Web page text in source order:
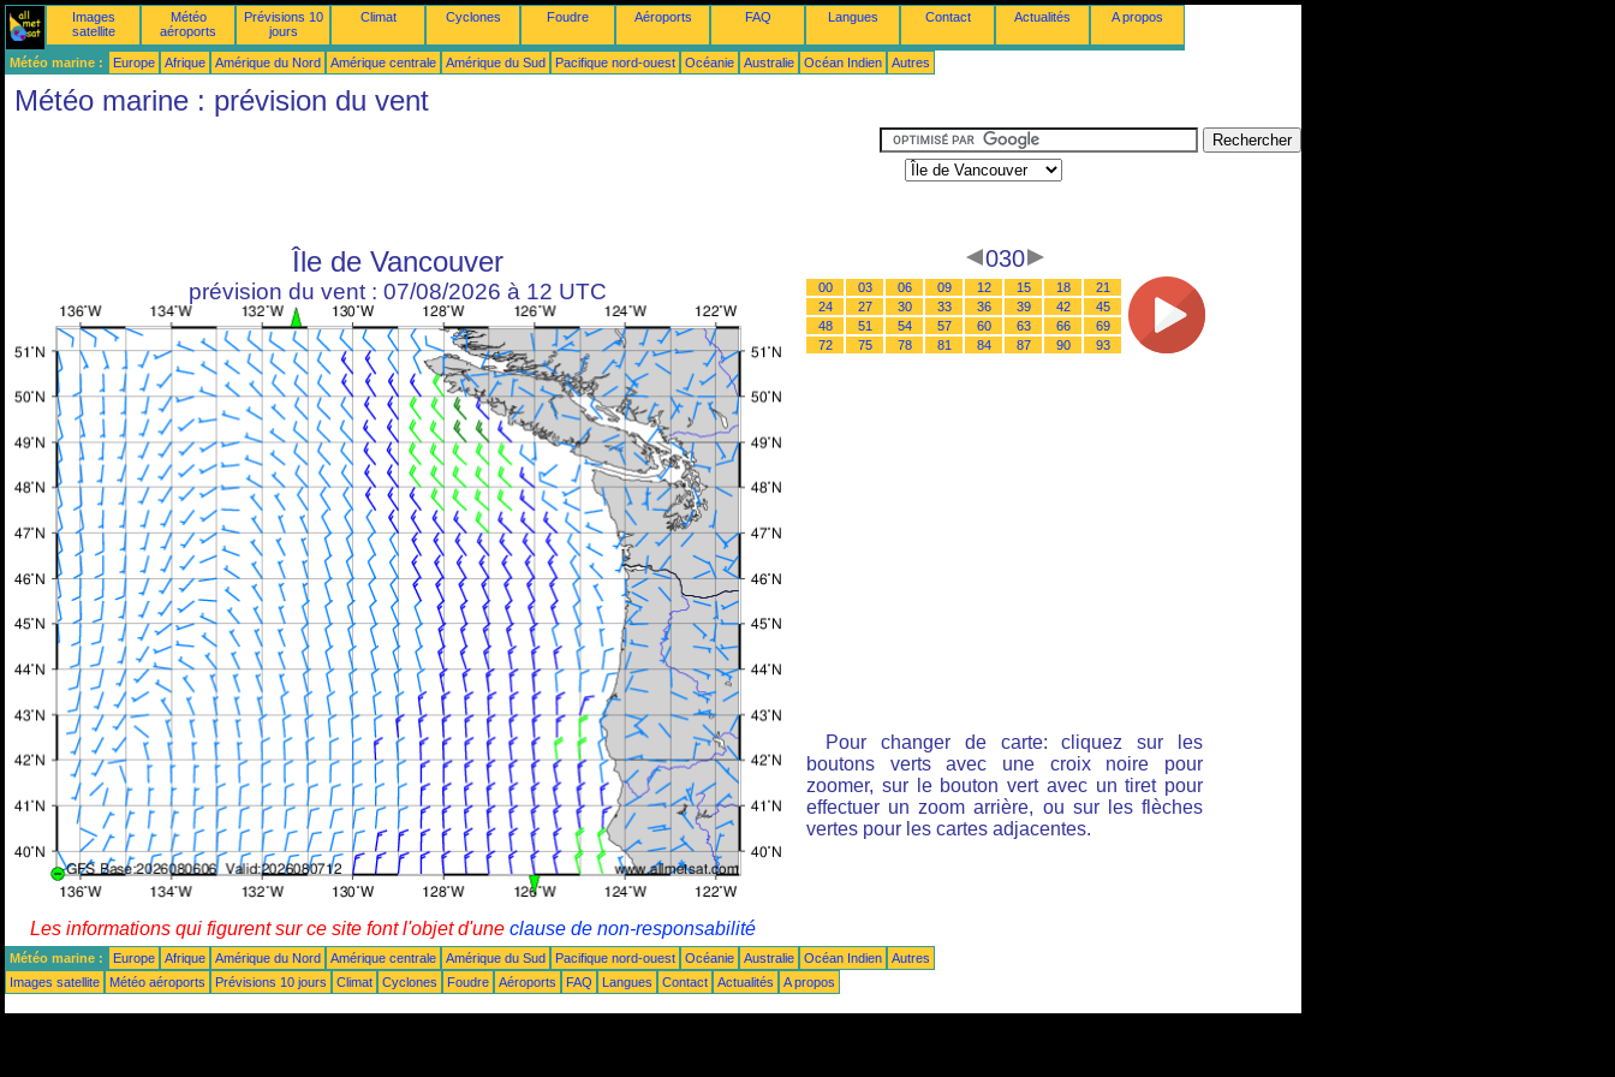
Images
satellite
Météo
aéroports
Prévisions 10
jours
Climat Cyclones Foudre Aéroports FAQ Langues Contact Actualités A propos
Météo marine : Europe Afrique Amérique du Nord Amérique centrale Amérique du Sud Pacifique nord-ouest Océanie Australie Océan Indien Autres
Météo marine : prévision du vent
Île de Vancouver
prévision du vent : 07/08/2026 à 12 UTC
030
00 03 06 09 12 15 18
21
24
27 30 33 36 39 42
45
48
51 54 57 60 63 66
69
72
75 78 81 84 87 90 93
Pour changer de carte: cliquez sur les
boutons verts avec une croix noire pour
zoomer, sur le bouton vert avec un tiret pour
effectuer un zoom arrière, ou sur les flèches
vertes pour les cartes adjacentes.
Les informations qui figurent sur ce site font l'objet d'une clause de non-responsabilité
Météo marine : Europe Afrique Amérique du Nord Amérique centrale Amérique du Sud Pacifique nord-ouest Océanie Australie Océan Indien
Autres
Images satellite
Météo aéroports Prévisions 10 jours Climat Cyclones Foudre Aéroports FAQ Langues Contact Actualités A propos